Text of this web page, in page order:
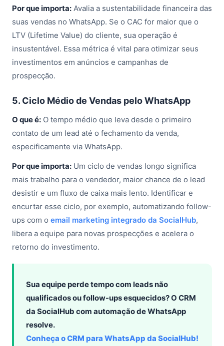
Por que importa: Avalia a sustentabilidade financeira das
suas vendas no WhatsApp. Se o CAC for maior que o
LTV (Lifetime Value) do cliente, sua operação é
insustentável. Essa métrica é vital para otimizar seus
investimentos em anúncios e campanhas de
prospecção.
5. Ciclo Médio de Vendas pelo WhatsApp
O que é: O tempo médio que leva desde o primeiro
contato de um lead até o fechamento da venda,
especificamente via WhatsApp.
Por que importa: Um ciclo de vendas longo significa
mais trabalho para o vendedor, maior chance de o lead
desistir e um fluxo de caixa mais lento. Identificar e
encurtar esse ciclo, por exemplo, automatizando follow-
ups com o email marketing integrado da SocialHub,
libera a equipe para novas prospecções e acelera o
retorno do investimento.
Sua equipe perde tempo com leads não
qualificados ou follow-ups esquecidos? O CRM
da SocialHub com automação de WhatsApp
resolve.
Conheça o CRM para WhatsApp da SocialHub!